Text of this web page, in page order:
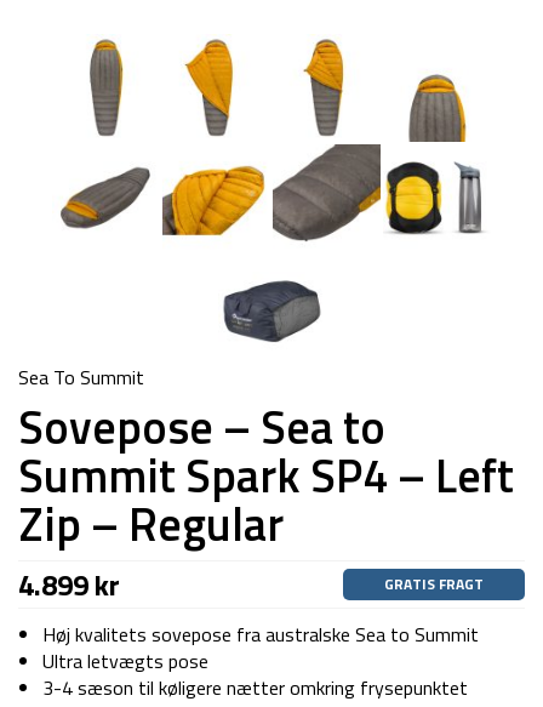
Sea To Summit
Sovepose – Sea to
Summit Spark SP4 – Left
Zip – Regular
4.899kr GRATIS FRAGT
Høj kvalitets sovepose fra australske Sea to Summit
Ultra letvægts pose
3-4 sæson til køligere nætter omkring frysepunktet